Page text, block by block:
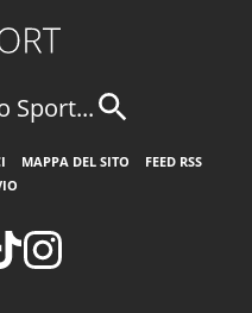
Sport...
MAPPA DEL SITO
FEED RSS